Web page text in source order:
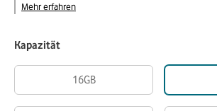
Mehr erfahren
Kapazität
16GB